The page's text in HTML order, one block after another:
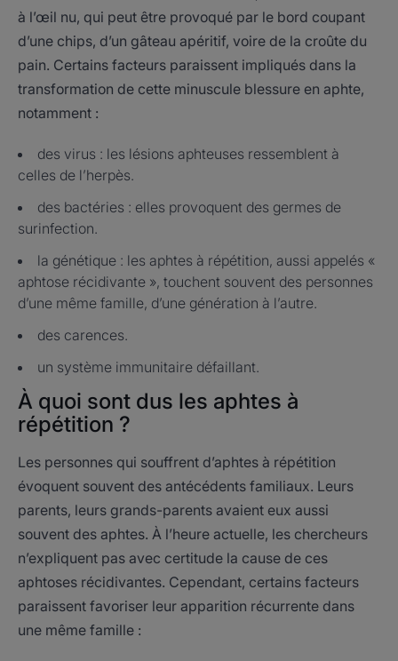
à l’œil nu, qui peut être provoqué par le bord coupant
d’une chips, d’un gâteau apéritif, voire de la croûte du
pain. Certains facteurs paraissent impliqués dans la
transformation de cette minuscule blessure en aphte,
notamment :
des virus : les lésions aphteuses ressemblent à
celles de l’herpès.
des bactéries : elles provoquent des germes de
surinfection.
la génétique : les aphtes à répétition, aussi appelés «
aphtose récidivante », touchent souvent des personnes
d’une même famille, d’une génération à l’autre.
des carences.
un système immunitaire défaillant.
À quoi sont dus les aphtes à
répétition ?
Les personnes qui souffrent d’aphtes à répétition
évoquent souvent des antécédents familiaux. Leurs
parents, leurs grands-parents avaient eux aussi
souvent des aphtes. À l’heure actuelle, les chercheurs
n’expliquent pas avec certitude la cause de ces
aphtoses récidivantes. Cependant, certains facteurs
paraissent favoriser leur apparition récurrente dans
une même famille :